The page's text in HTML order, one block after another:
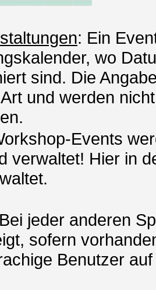
: Ein
wo
sind. Die
und werden
Events
verwaltet! Hier in
Bei jeder anderen
sofern
Benutzer